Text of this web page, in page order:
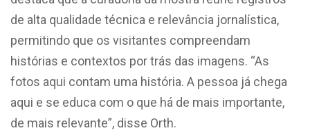
de alta qualidade técnica e relevância jornalística,
permitindo que os visitantes compreendam
histórias e contextos por trás das imagens. “As
fotos aqui contam uma história. A pessoa já chega
aqui e se educa com o que há de mais importante,
de mais relevante”, disse Orth.